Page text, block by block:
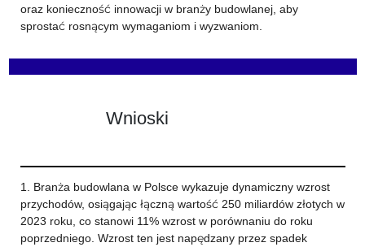
oraz konieczność innowacji w branży budowlanej, aby
sprostać rosnącym wymaganiom i wyzwaniom.
Wnioski
1. Branża budowlana w Polsce wykazuje dynamiczny wzrost
przychodów, osiągając łączną wartość 250 miliardów złotych w
2023 roku, co stanowi 11% wzrost w porównaniu do roku
poprzedniego. Wzrost ten jest napędzany przez spadek